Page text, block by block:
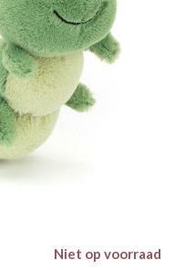
Niet op voorraad